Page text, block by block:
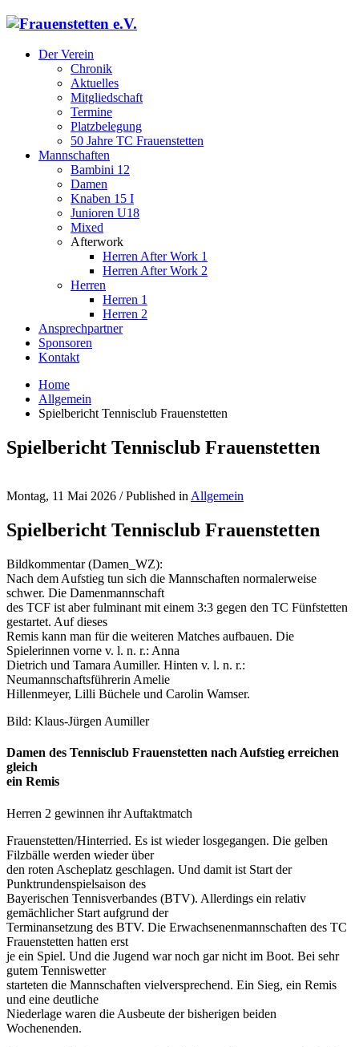
Der Verein
Chronik
Aktuelles
Mitgliedschaft
Termine
Platzbelegung
50 Jahre TC Frauenstetten
Mannschaften
Bambini 12
Damen
Knaben 15 I
Junioren U18
Mixed
Afterwork
Herren After Work 1
Herren After Work 2
Herren
Herren 1
Herren 2
Ansprechpartner
Sponsoren
Kontakt
Home
Allgemein
Spielbericht Tennisclub Frauenstetten
Spielbericht Tennisclub Frauenstetten
Montag, 11 Mai 2026 /Published in Allgemein
Spielbericht Tennisclub Frauenstetten
Bildkommentar (Damen_WZ):
Nach dem Aufstieg tun sich die Mannschaften normalerweise
schwer. Die Damenmannschaft
des TCF ist aber fulminant mit einem 3:3 gegen den TC Fünfstetten
gestartet. Auf dieses
Remis kann man für die weiteren Matches aufbauen. Die
Spielerinnen vorne v. l. n. r.: Anna
Dietrich und Tamara Aumiller. Hinten v. l. n. r.:
Neumannschaftsführerin Amelie
Hillenmeyer, Lilli Büchele und Carolin Wamser.
Bild: Klaus-Jürgen Aumiller
Damen des Tennisclub Frauenstetten nach Aufstieg erreichen
gleich
ein Remis
Herren 2 gewinnen ihr Auftaktmatch
Frauenstetten/Hinterried. Es ist wieder losgegangen. Die gelben
Filzbälle werden wieder über
den roten Ascheplatz geschlagen. Und damit ist Start der
Punktrundenspielsaison des
Bayerischen Tennisverbandes (BTV). Allerdings ein relativ
gemächlicher Start aufgrund der
Terminansetzung des BTV. Die Erwachsenenmannschaften des TC
Frauenstetten hatten erst
je ein Spiel. Und die Jugend war noch gar nicht im Boot. Bei sehr
gutem Tenniswetter
starteten die Mannschaften vielversprechend. Ein Sieg, ein Remis
und eine deutliche
Niederlage waren die Ausbeute der bisherigen beiden
Wochenenden.